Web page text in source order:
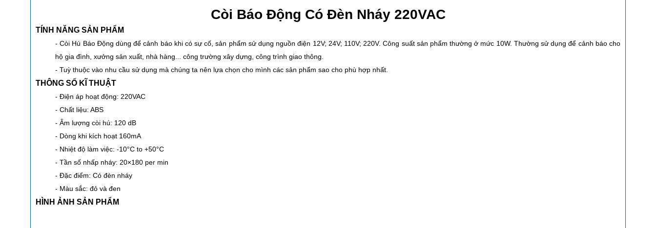
Còi Báo Động Có Đèn Nháy 220VAC
TÍNH NĂNG SẢN PHẨM
- Còi Hú Báo Động dùng để cảnh báo khi có sự cố, sản phẩm sử dụng nguồn điện 12V; 24V; 110V; 220V. Công suất sản phẩm thường ở mức 10W. Thường sử dụng để cảnh báo cho
hộ gia đình, xưởng sản xuất, nhà hàng... công trường xây dựng, công trình giao thông.
- Tuỳ thuộc vào nhu cầu sử dụng mà chúng ta nên lựa chọn cho mình các sản phẩm sao cho phù hợp nhất.
THÔNG SỐ KĨ THUẬT
- Điện áp hoạt động: 220VAC
- Chất liệu: ABS
- Âm lượng còi hú: 120 dB
- Dòng khi kích hoạt 160mA
- Nhiệt độ làm việc: -10°C to +50°C
- Tần số nhấp nháy: 20×180 per min
- Đặc điểm: Có đèn nháy
- Màu sắc: đỏ và đen
HÌNH ẢNH SẢN PHẨM